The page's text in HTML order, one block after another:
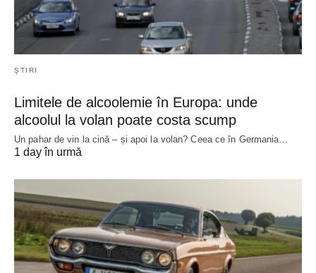
ȘTIRI
Limitele de alcoolemie în Europa: unde
alcoolul la volan poate costa scump
Un pahar de vin la cină – și apoi la volan? Ceea ce în Germania…
1 day în urmă